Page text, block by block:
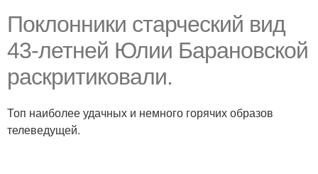
Поклонники старческий вид
43-летней Юлии Барановской
раскритиковали.
Топ наиболее удачных и немного горячих образов
телеведущей.